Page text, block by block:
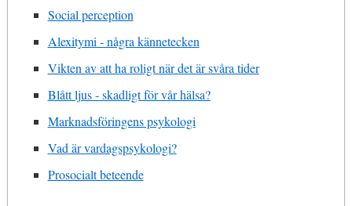
Social perception
Alexitymi - några kännetecken
Vikten av att ha roligt när det är svåra tider
Blått ljus - skadligt för vår hälsa?
Marknadsföringens psykologi
Vad är vardagspsykologi?
Prosocialt beteende